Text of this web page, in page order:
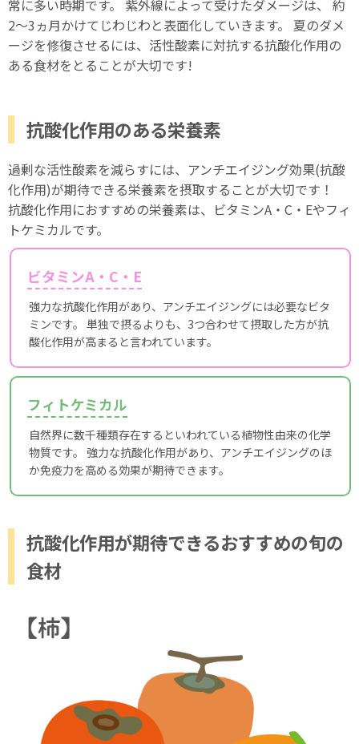
常に多い時期です。 紫外線によって受けたダメージは、 約
2～3ヵ月かけてじわじわと表面化していきます。 夏のダメ
ージを修復させるには、活性酸素に対抗する抗酸化作用の
ある食材をとることが大切です!
抗酸化作用のある栄養素
過剰な活性酸素を減らすには、アンチエイジング効果(抗酸
化作用)が期待できる栄養素を摂取することが大切です！
抗酸化作用におすすめの栄養素は、ビタミンA・C・Eやフィ
トケミカルです。
ビタミンA・C・E
強力な抗酸化作用があり、アンチエイジングには必要なビタ
ミンです。 単独で摂るよりも、3つ合わせて摂取した方が抗
酸化作用が高まると言われています。
フィトケミカル
自然界に数千種類存在するといわれている植物性由来の化学
物質です。 強力な抗酸化作用があり、アンチエイジングのほ
か免疫力を高める効果が期待できます。
抗酸化作用が期待できるおすすめの旬の
食材